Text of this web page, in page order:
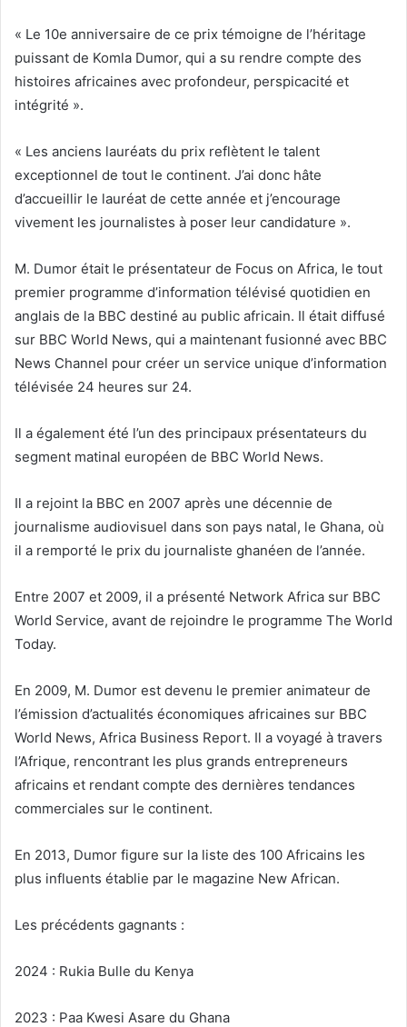
« Le 10e anniversaire de ce prix témoigne de l’héritage
puissant de Komla Dumor, qui a su rendre compte des
histoires africaines avec profondeur, perspicacité et
intégrité ».
« Les anciens lauréats du prix reflètent le talent
exceptionnel de tout le continent. J’ai donc hâte
d’accueillir le lauréat de cette année et j’encourage
vivement les journalistes à poser leur candidature ».
M. Dumor était le présentateur de Focus on Africa, le tout
premier programme d’information télévisé quotidien en
anglais de la BBC destiné au public africain. Il était diffusé
sur BBC World News, qui a maintenant fusionné avec BBC
News Channel pour créer un service unique d’information
télévisée 24 heures sur 24.
Il a également été l’un des principaux présentateurs du
segment matinal européen de BBC World News.
Il a rejoint la BBC en 2007 après une décennie de
journalisme audiovisuel dans son pays natal, le Ghana, où
il a remporté le prix du journaliste ghanéen de l’année.
Entre 2007 et 2009, il a présenté Network Africa sur BBC
World Service, avant de rejoindre le programme The World
Today.
En 2009, M. Dumor est devenu le premier animateur de
l’émission d’actualités économiques africaines sur BBC
World News, Africa Business Report. Il a voyagé à travers
l’Afrique, rencontrant les plus grands entrepreneurs
africains et rendant compte des dernières tendances
commerciales sur le continent.
En 2013, Dumor figure sur la liste des 100 Africains les
plus influents établie par le magazine New African.
Les précédents gagnants :
2024 : Rukia Bulle du Kenya
2023 : Paa Kwesi Asare du Ghana